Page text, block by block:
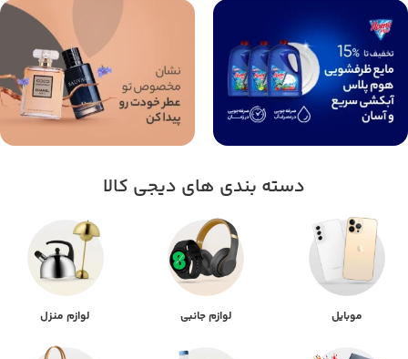
دسته بندی های دیجی کالا
موبایل لوازم جانبی لوازم منزل